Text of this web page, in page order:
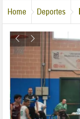
Home Deportes